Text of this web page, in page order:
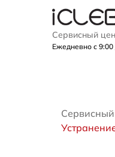
Сервисный
Ежедневно с 9:00
Сервисный